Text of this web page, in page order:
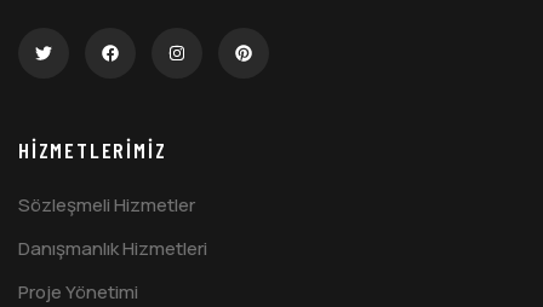
HIZMETLERIMIZ
Sözleşmeli Hizmetler
Danışmanlık Hizmetleri
Proje Yönetimi